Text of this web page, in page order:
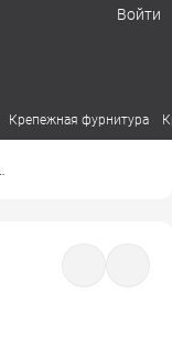
Войти
Крепежная фурнитура